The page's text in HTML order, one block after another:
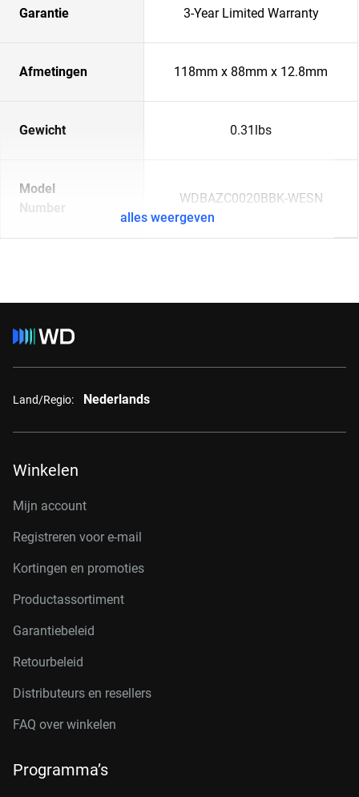
Garantie 3-Year Limited Warranty
Afmetingen 118mm x 88mm x 12.8mm
Gewicht 0.31lbs
Model
Number
WDBAZC0020BBK-WESN
alles weergeven
Land/Regio: Nederlands
Winkelen
Mijn account
Registreren voor e-mail
Kortingen en promoties
Productassortiment
Garantiebeleid
Retourbeleid
Distributeurs en resellers
FAQ over winkelen
Programma’s